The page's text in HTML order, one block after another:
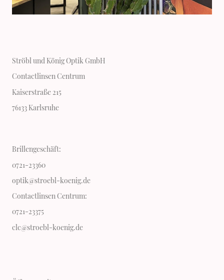
Ströbl und König Optik GmbH
Contactlinsen Centrum
Kaiserstraße 215
76133 Karlsruhe
Brillengeschäft:
0721-23360
optik@stroebl-koenig.de
Contactlinsen Centrum:
0721-23375
clc@stroebl-koenig.de